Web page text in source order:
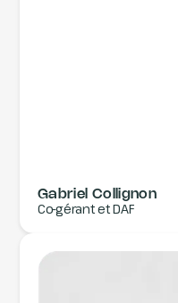
Gabriel Collignon
Co-gérant et DAF